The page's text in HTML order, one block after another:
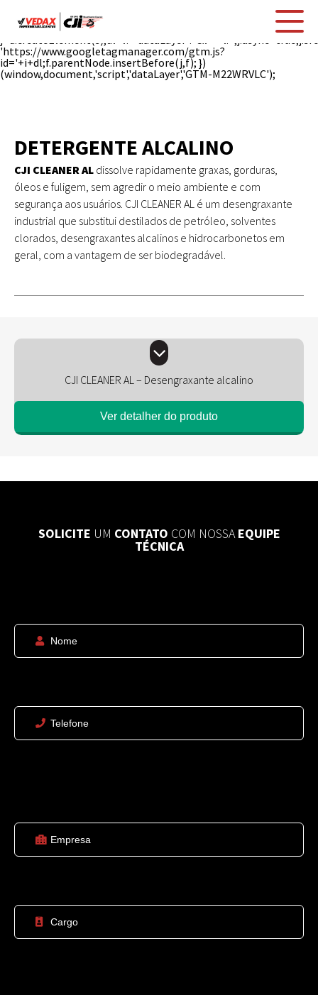
Date().getTime(),event:'gtm.js'});var
f=d.getElementsByTagName(s)[0],
'https://www.googletagmanager.com/gtm.js?
id='+i+dl;f.parentNode.insertBefore(j,f); })
(window,document,'script','dataLayer','GTM-M22WRVLC');
DETERGENTE ALCALINO
CJI CLEANER AL dissolve rapidamente graxas, gorduras,
óleos e fuligem, sem agredir o meio ambiente e com
segurança aos usuários. CJI CLEANER AL é um desengraxante
industrial que substitui destilados de petróleo, solventes
clorados, desengraxantes alcalinos e hidrocarbonetos em
geral, com a vantagem de ser biodegradável.
CJI CLEANER AL – Desengraxante alcalino
Ver detalher do produto
SOLICITE UM CONTATO COM NOSSAEQUIPE
TÉCNICA